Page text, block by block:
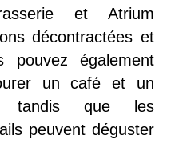
et Atrium
décontractées et
pouvez également
un café et un
tandis que les
peuvent déguster